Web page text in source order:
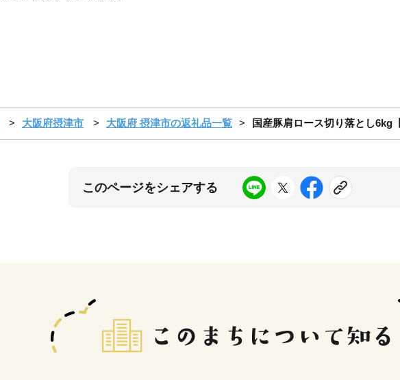
大阪府摂津市 大阪府 摂津市の返礼品一覧 国産豚肩ロース切り落とし6kg
このページをシェアする